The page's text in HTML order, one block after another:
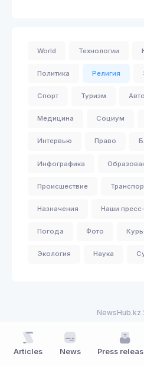
World Технологии
Политика Религия
Спорт Туризм Авто
Медицина Социум
Интервью Право
Инфографика
Происшествие
Назначения Наши
Погода Фото
Экология Наука
Articles News Press